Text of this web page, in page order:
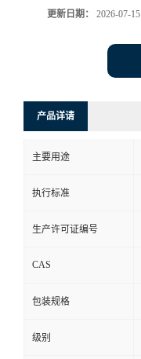
更新日期： 2026-07-15
产品详请
主要用途
执行标准
生产许可证编号
CAS
包装规格
级别